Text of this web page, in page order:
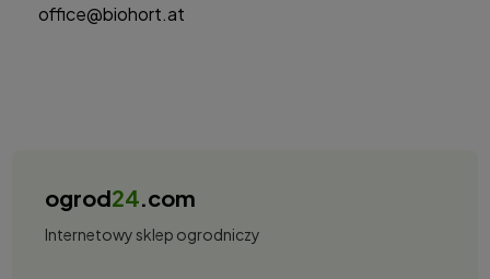
office@biohort.at
ogrod24.com
Internetowy sklep ogrodniczy